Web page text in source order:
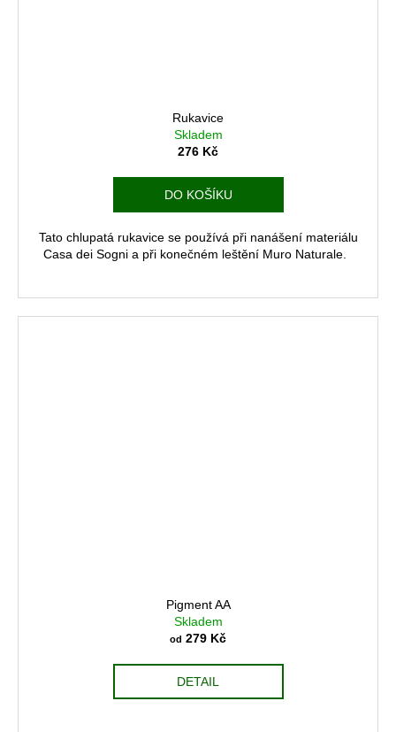
Rukavice
Skladem
276 Kč
DO KOŠÍKU
Tato chlupatá rukavice se používá při nanášení materiálu
Casa dei Sogni a při konečném leštění Muro Naturale.
Pigment AA
Skladem
od 279 Kč
DETAIL